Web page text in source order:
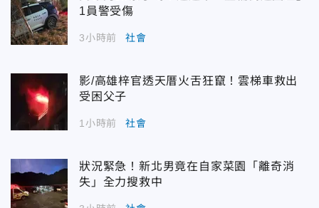
1員警受傷
3小時前 社會
影/高雄梓官透天厝火舌狂竄！雲梯車救出
受困父子
1小時前 社會
狀況緊急！新北男竟在自家菜園「離奇消
失」全力搜救中